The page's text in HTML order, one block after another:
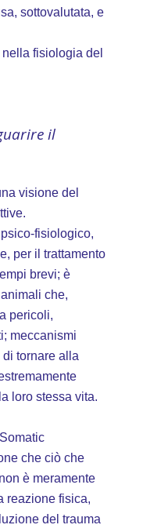
sottovalutata, e
nella fisiologia del
il
visione del
fisiologico,
per il trattamento
brevi; è
che,
pericoli,
meccanismi
tornare alla
loro stessa vita.
che ciò che
è meramente
reazione fisica,
del trauma